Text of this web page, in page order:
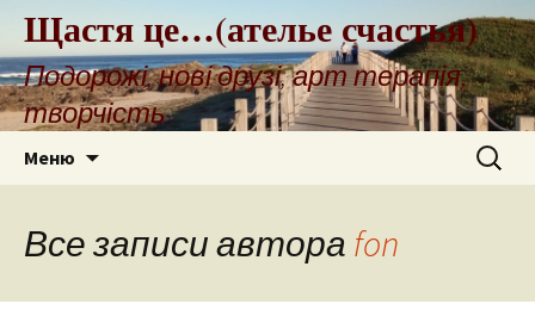
Щастя це…(ателье счастья)
Подорожі, нові друзі, арт терапія,
творчість
Меню Найти:
Все записи автора fon